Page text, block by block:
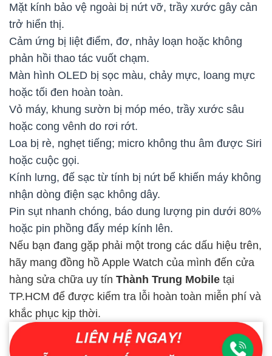
Mặt kính bảo vệ ngoài bị nứt vỡ, trầy xước gây cản
trở hiển thị.
Cảm ứng bị liệt điểm, đơ, nhảy loạn hoặc không
phản hồi thao tác vuốt chạm.
Màn hình OLED bị sọc màu, chảy mực, loang mực
hoặc tối đen hoàn toàn.
Vỏ máy, khung sườn bị móp méo, trầy xước sâu
hoặc cong vênh do rơi rớt.
Loa bị rè, nghẹt tiếng; micro không thu âm được Siri
hoặc cuộc gọi.
Kính lưng, đế sạc từ tính bị nứt bể khiến máy không
nhận dòng điện sạc không dây.
Pin sụt nhanh chóng, báo dung lượng pin dưới 80%
hoặc pin phồng đẩy mép kính lên.
Nếu bạn đang gặp phải một trong các dấu hiệu trên,
hãy mang đồng hồ Apple Watch của mình đến cửa
hàng sửa chữa uy tín Thành Trung Mobile tại
TP.HCM để được kiểm tra lỗi hoàn toàn miễn phí và
khắc phục kịp thời.